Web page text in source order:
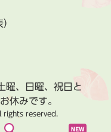
曜、日曜、祝日と
休みです。
reserved.